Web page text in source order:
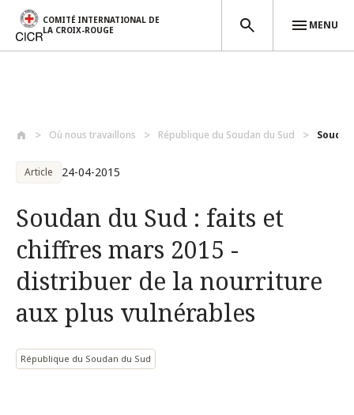
COMITÉ INTERNATIONAL DE
LA CROIX-ROUGE
MENU
Où nous travaillons République du Soudan du Sud
Article 24-04-2015
Soudan du Sud : faits et
chiffres mars 2015 -
distribuer de la nourriture
aux plus vulnérables
République du Soudan du Sud